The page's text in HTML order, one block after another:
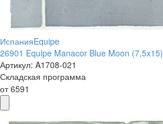
ИспанияEquipe
26901 Equipe Manacor Blue Moon (7,5x15)
Артикул: A1708-021
Складская программа
от6591